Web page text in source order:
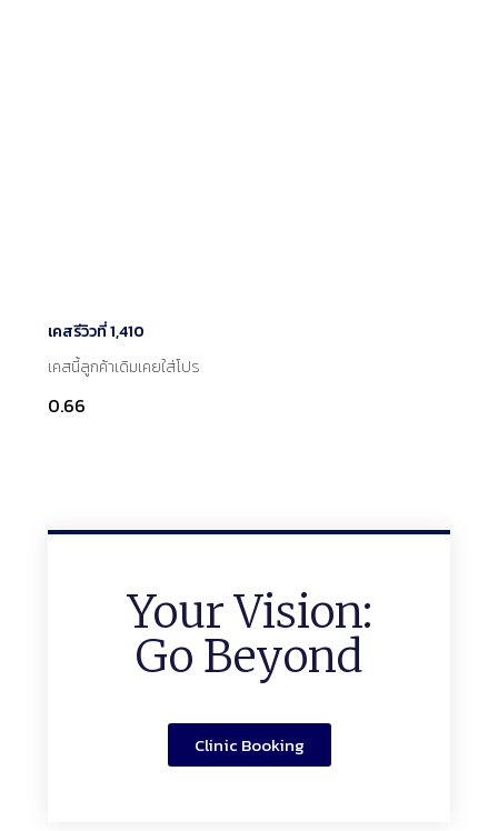
เคสรีวิวที่ 1,410
เคสนี้ลูกค้าเดิมเคยใส่โปร
Your Vision:
Go Beyond
Clinic Booking